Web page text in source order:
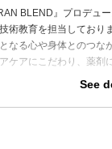
BLEND』プロデュー
術教育を担当してお
なる心や身体とのつ
ケアにこだわり、薬剤
See